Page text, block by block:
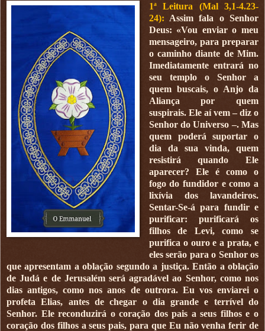
1ª Leitura (Mal 3,1-4.23-
24): Assim fala o Senhor
Deus: «Vou enviar o meu
mensageiro, para preparar
o caminho diante de Mim.
Imediatamente entrará no
seu templo o Senhor a
quem buscais, o Anjo da
Aliança por quem
suspirais. Ele aí vem – diz o
Senhor do Universo –. Mas
quem poderá suportar o
dia da sua vinda, quem
resistirá quando Ele
aparecer? Ele é como o
fogo do fundidor e como a
lixívia dos lavandeiros.
Sentar-Se-á para fundir e
purificar: purificará os
filhos de Levi, como se
purifica o ouro e a prata, e
eles serão para o Senhor os
que apresentam a oblação segundo a justiça. Então a oblação
de Judá e de Jerusalém será agradável ao Senhor, como nos
dias antigos, como nos anos de outrora. Eu vos enviarei o
profeta Elias, antes de chegar o dia grande e terrível do
Senhor. Ele reconduzirá o coração dos pais a seus filhos e o
coração dos filhos a seus pais, para que Eu não venha ferir de